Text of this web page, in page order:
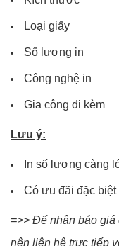
Loại giấy
Số lượng in
Công nghệ in
Gia công đi kèm
Lưu ý:
In số lượng càng
Có ưu đãi đặc
=>> Để nhận báo
nên liên hệ trực tiếp